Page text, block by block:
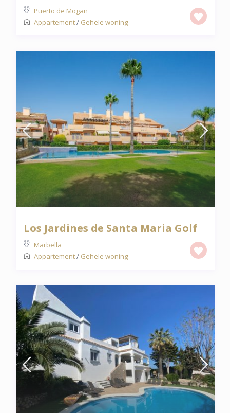
Puerto de Mogan
Appartement/ Gehele woning
Los Jardines de Santa Maria Golf
Marbella
Appartement/ Gehele woning